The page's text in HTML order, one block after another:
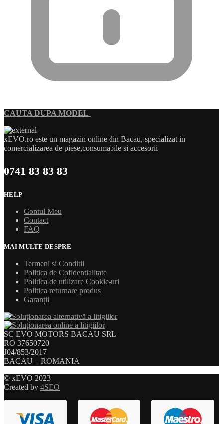
CAUTA DUPA MODEL
xEVO.ro este un magazin online din Bacau, specializat in
comercializarea de piese,consumabile si accesorii
0741 83 83 83
HELP
Contul Meu
Contact
FAQ
MAI MULTE DESPRE
Termeni si Conditii
Politica de Cofidentialitate
Politica de utilizare Cookie-uri
Politica returnare produs
Garanții
SC EVO MOTORS BACAU SRL
RO 37650720
J04/853/2017
BACAU – ROMANIA
© xEVO 2023
Created by 4SEO